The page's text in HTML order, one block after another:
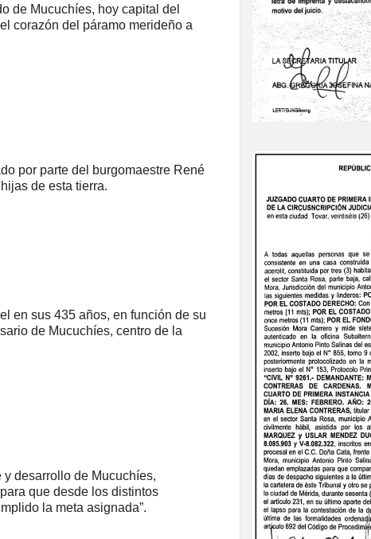
de Mucuchíes, hoy capital del
corazón del páramo merideño a
por parte del burgomaestre René
de esta tierra.
en sus 435 años, en función de su
de Mucuchíes, centro de la
desarrollo de Mucuchíes,
que desde los distintos
la meta asignada”.